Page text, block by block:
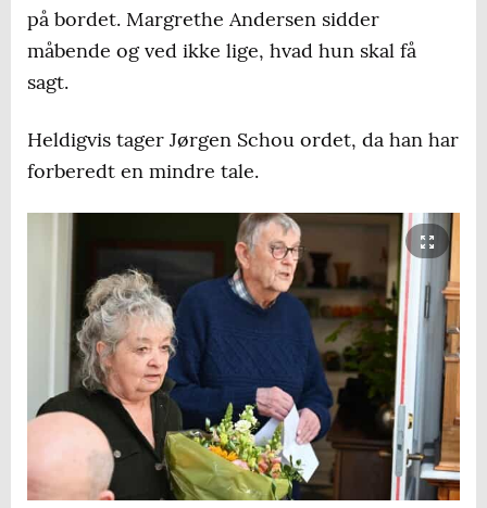
på bordet. Margrethe Andersen sidder
måbende og ved ikke lige, hvad hun skal få
sagt.
Heldigvis tager Jørgen Schou ordet, da han har
forberedt en mindre tale.